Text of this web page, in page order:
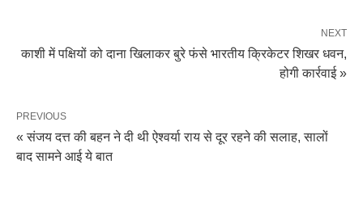
NEXT
काशी में पक्षियों को दाना खिलाकर बुरे फंसे भारतीय क्रिकेटर शिखर धवन,
होगी कार्रवाई »
PREVIOUS
« संजय दत्त की बहन ने दी थी ऐश्वर्या राय से दूर रहने की सलाह, सालों
बाद सामने आई ये बात